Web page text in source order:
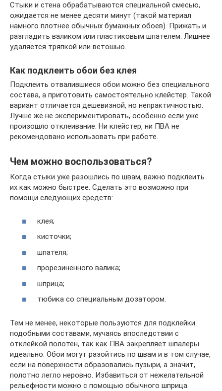
Стыки и стена обрабатываются специальной смесью,
ожидается не менее десяти минут (такой материал
намного плотнее обычных бумажных обоев). Прижать и
разгладить валиком или пластиковым шпателем. Лишнее
удаляется тряпкой или ветошью.
Как подклеить обои без клея
Подклеить отвалившиеся обои можно без специального
состава, а приготовить самостоятельно клейстер. Такой
вариант отличается дешевизной, но непрактичностью.
Лучше же не экспериментировать, особенно если уже
произошло отклеивание. Ни клейстер, ни ПВА не
рекомендовано использовать при работе.
Чем можно воспользоваться?
Когда стыки уже разошлись по швам, важно подклеить
их как можно быстрее. Сделать это возможно при
помощи следующих средств:
клея;
кисточки;
шпателя;
прорезиненного валика;
шприца;
тюбика со специальным дозатором.
Тем не менее, некоторые пользуются для подклейки
подобными составами, мучаясь впоследствии с
отклейкой полотен, так как ПВА закрепляет шпалеры
идеально. Обои могут разойтись по швам и в том случае,
если на поверхности образовались пузыри, а значит,
полотно легло неровно. Избавиться от нежелательной
рельефности можно с помощью обычного шприца.